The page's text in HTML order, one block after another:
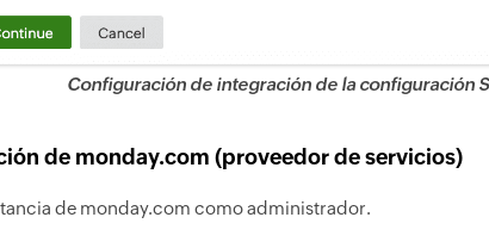
Configuración de integración de la configuración
de monday.com (proveedor de servicios)
de monday.com como administrador.